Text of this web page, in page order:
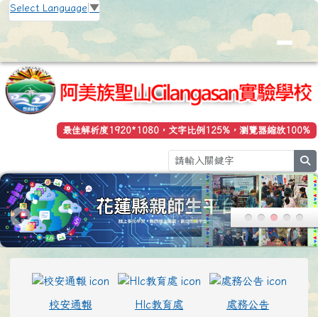
跳至主內容區
花蓮縣立豐濱國小全球資訊網
Select Language ▼
最佳解析度1920*1080，文字比例125%，瀏覽器縮放100%
校安通報 Hlc教育處 處務公告
頁尾區域